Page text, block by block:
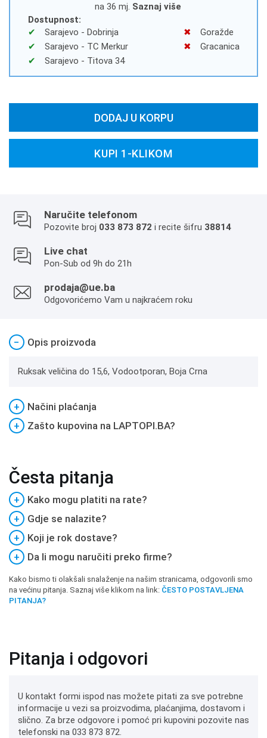
na 36 mj. Saznaj više
Dostupnost:
Sarajevo - Dobrinja
Sarajevo - TC Merkur
Sarajevo - Titova 34
Goražde
Gracanica
DODAJ U KORPU
KUPI 1-KLIKOM
Naručite telefonom
Pozovite broj 033 873 872 i recite šifru 38814
Live chat
Pon-Sub od 9h do 21h
prodaja@ue.ba
Odgovorićemo Vam u najkraćem roku
− Opis proizvoda
Ruksak veličina do 15,6, Vodootporan, Boja Crna
+
Načini plaćanja
+
Zašto kupovina na LAPTOPI.BA?
Česta pitanja
+
Kako mogu platiti na rate?
+
Gdje se nalazite?
+
Koji je rok dostave?
+
Da li mogu naručiti preko firme?
Kako bismo ti olakšali snalaženje na našim stranicama, odgovorili smo
na većinu pitanja. Saznaj više klikom na link: ČESTO POSTAVLJENA
PITANJA?
Pitanja i odgovori
U kontakt formi ispod nas možete pitati za sve potrebne
informacije u vezi sa proizvodima, plaćanjima, dostavom i
slično. Za brze odgovore i pomoć pri kupovini pozovite nas
telefonski na 033 873 872.